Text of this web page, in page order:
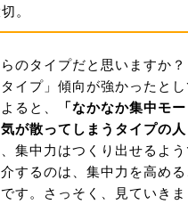
。
のタイプだと思いますか
イプ」傾向が強かったと
ると、
「なかなか集中モ
が散ってしまうタイプの人
集中力はつくり出せるよう
するのは、集中力を高める
す。さっそく、見ていきま